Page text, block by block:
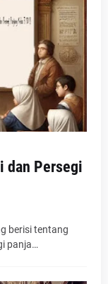
dan Persegi
berisi tentang
panja…